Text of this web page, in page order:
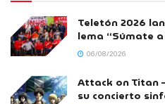
Teletón 2026
lema “Súmate
06/08/2026
Attack on Titan
su concierto